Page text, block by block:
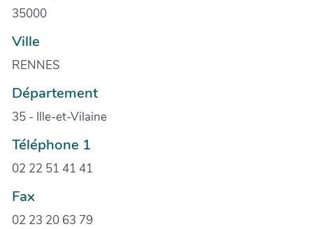
35000
Ville
RENNES
Département
35 - Ille-et-Vilaine
Téléphone 1
02 22 51 41 41
Fax
02 23 20 63 79